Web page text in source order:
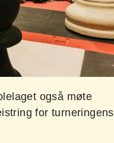
også møte
for turneringens